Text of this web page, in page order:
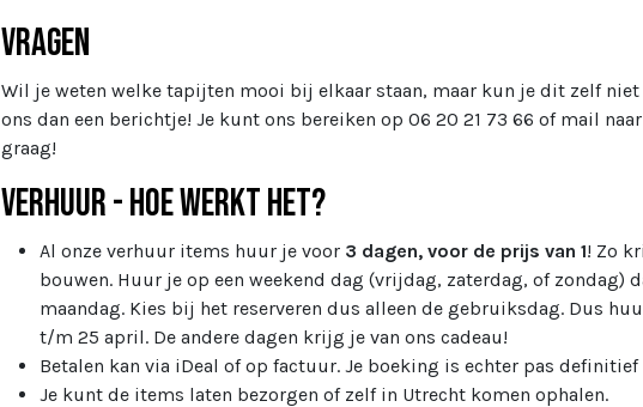
Vragen
Wil je weten welke tapijten mooi bij elkaar staan, maar kun je dit zelf
ons dan een berichtje! Je kunt ons bereiken op 06 20 21 73 66 of mail naar
graag!
Verhuur - Hoe werkt het?
Al onze verhuur items huur je voor 3 dagen, voor de prijs van 1! Zo
bouwen. Huur je op een weekend dag (vrijdag, zaterdag, of
maandag. Kies bij het reserveren dus alleen de gebruiksdag. Dus
t/m 25 april. De andere dagen krijg je van ons cadeau!
Betalen kan via iDeal of op factuur. Je boeking is echter pas
Je kunt de items laten bezorgen of zelf in Utrecht komen ophalen.